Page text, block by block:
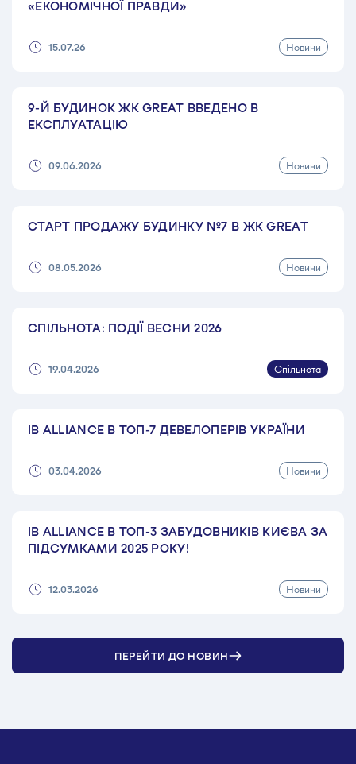
«ЕКОНОМІЧНОЇ ПРАВДИ»
15.07.26 Новини
9-Й БУДИНОК ЖК GREAT ВВЕДЕНО В
ЕКСПЛУАТАЦІЮ
09.06.2026 Новини
СТАРТ ПРОДАЖУ БУДИНКУ №7 В ЖК GREAT
08.05.2026 Новини
СПІЛЬНОТА: ПОДІЇ ВЕСНИ 2026
19.04.2026 Спільнота
IB ALLIANCE В ТОП-7 ДЕВЕЛОПЕРІВ УКРАЇНИ
03.04.2026 Новини
IB ALLIANCE В ТОП-3 ЗАБУДОВНИКІВ КИЄВА ЗА
ПІДСУМКАМИ 2025 РОКУ!
12.03.2026 Новини
ПЕРЕЙТИ ДО НОВИН